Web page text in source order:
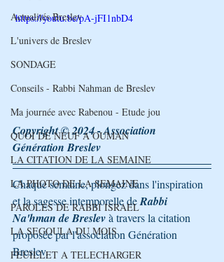
Actualités Breslev
L'univers de Breslev
SONDAGE
Conseils - Rabbi Nahman de Breslev
Ma journée avec Rabenou - Etude jou
QUOI DE NEUF A OUMAN
LA CITATION DE LA SEMAINE
LA PHOTO DE LA SEMAINE
PAROLES DE RABBI ISRAEL
LA SEGOULA DU MOIS
FEUILLET A TELECHARGER
https://youtu.be/pA-jFI1nbD4
Copyright © 2024 - Association
Génération Breslev
Chaque semaine, plongez dans l'inspiration
et la sagesse intemporelle de Rabbi
Na'hman de Breslev à travers la citation
proposée par l'association Génération
Breslev.